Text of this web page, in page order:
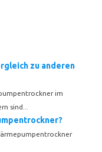
zu anderen
im
sind...